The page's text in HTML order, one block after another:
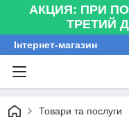
АКЦИЯ: ПРИ
ТРЕТИЙ
Інтернет-магазин
Товари та послуги